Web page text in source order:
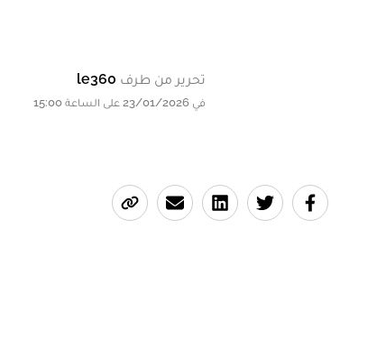
تحرير من طرف le360
في 23/01/2026 على الساعة 15:00